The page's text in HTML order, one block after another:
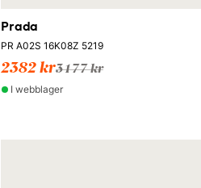
Prada
PR A02S 16K08Z 5219
2382 kr3177 kr
I webblager